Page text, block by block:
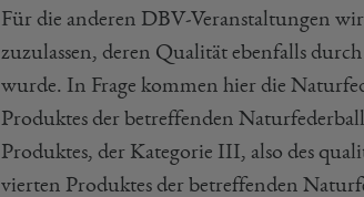
Für die anderen DBV-Veranstaltungen
zuzulassen, deren Qualität ebenfalls
wurde. In Frage kommen hier die
Produktes der betreffenden
Produktes, der Kategorie III, also des
vierten Produktes der betreffenden